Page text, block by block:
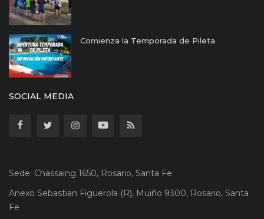
Comienza la Temporada de Pileta
SOCIAL MEDIA
Sede: Chassaing 1650, Rosario, Santa Fe
Anexo Sebastian Figuerola (R), Muiño 9300, Rosario, Santa
Fe